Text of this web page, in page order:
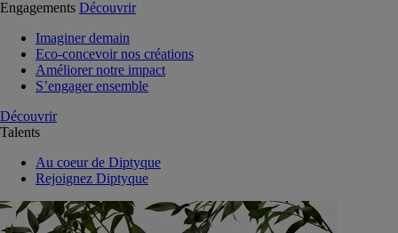
Engagements Découvrir
Imaginer demain
Eco-concevoir nos créations
Améliorer notre impact
S’engager ensemble
Découvrir
Talents
Au coeur de Diptyque
Rejoignez Diptyque